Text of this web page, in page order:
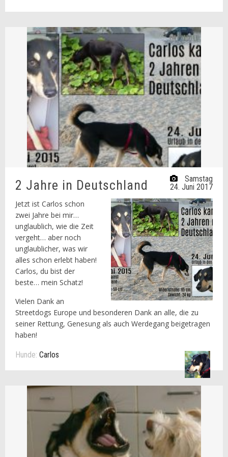
Samstag
24. Juni 2017
2 Jahre in Deutschland
Jetzt ist Carlos schon
zwei Jahre bei mir…
unglaublich, wie die Zeit
vergeht… aber noch
unglaublicher, was wir
alles schon erlebt haben!
Carlos, du bist der
beste… mein Schatz!
Vielen Dank an
Streetdogs Europe und besonderen Dank an alle, die zu
seiner Rettung, Genesung als auch Werdegang beigetragen
haben!
Hunde: Carlos